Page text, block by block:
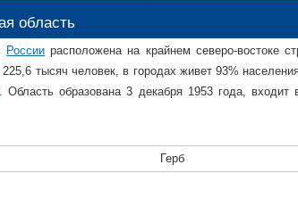
область
России расположена на крайнем северо-востоке
тысяч человек, в городах живет 93%
. Область образована 3 декабря 1953 года, входит